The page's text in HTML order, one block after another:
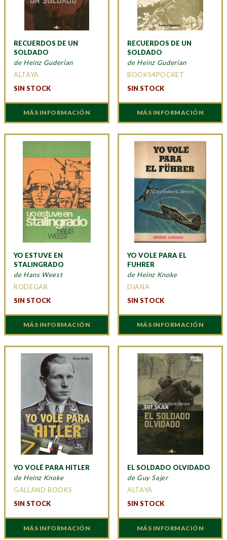
RECUERDOS DE UN
SOLDADO
de Heinz Guderian
ALTAYA
SIN STOCK
MÁS INFORMACIÓN
RECUERDOS DE UN
SOLDADO
de Heinz Guderian
BOOKS4POCKET
SIN STOCK
MÁS INFORMACIÓN
YO ESTUVE EN
STALINGRADO
de Hans Weest
RODEGAR
SIN STOCK
MÁS INFORMACIÓN
YO VOLE PARA EL
FUHRER
de Heinz Knoke
DIANA
SIN STOCK
MÁS INFORMACIÓN
YO VOLÉ PARA HITLER
de Heinz Knoke
GALLAND BOOKS
SIN STOCK
MÁS INFORMACIÓN
EL SOLDADO OLVIDADO
de Guy Sajer
ALTAYA
SIN STOCK
MÁS INFORMACIÓN